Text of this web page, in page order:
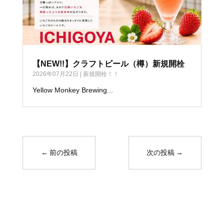
【NEW!!】クラフトビール（樽）新規開栓
2026年07月22日 | 新規開栓！！
Yellow Monkey Brewing...
← 前の投稿 次の投稿 →